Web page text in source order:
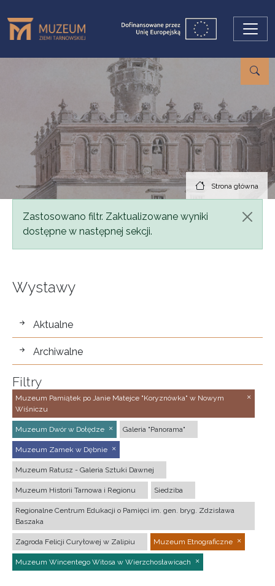
Strona główna
Komunikat
Zastosowano filtr. Zaktualizowane wyniki
dostępne w następnej sekcji.
Wystawy
wystawy
Aktualne
Archiwalne
Filtry
Muzeum Pamiątek po Janie Matejce "Koryznówka" w Nowym
Wiśniczu
Muzeum Dwór w Dołędze Galeria "Panorama"
Muzeum Zamek w Dębnie
Muzeum Ratusz - Galeria Sztuki Dawnej
Muzeum Historii Tarnowa i Regionu Siedziba
Regionalne Centrum Edukacji o Pamięci im. gen. bryg. Zdzisława
Baszaka
Zagroda Felicji Curyłowej w Zalipiu Muzeum Etnograficzne
Muzeum Wincentego Witosa w Wierzchosławicach